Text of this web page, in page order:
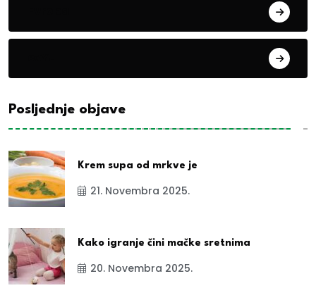
Posljednje objave
Krem supa od mrkve je
21. Novembra 2025.
Kako igranje čini mačke sretnima
20. Novembra 2025.